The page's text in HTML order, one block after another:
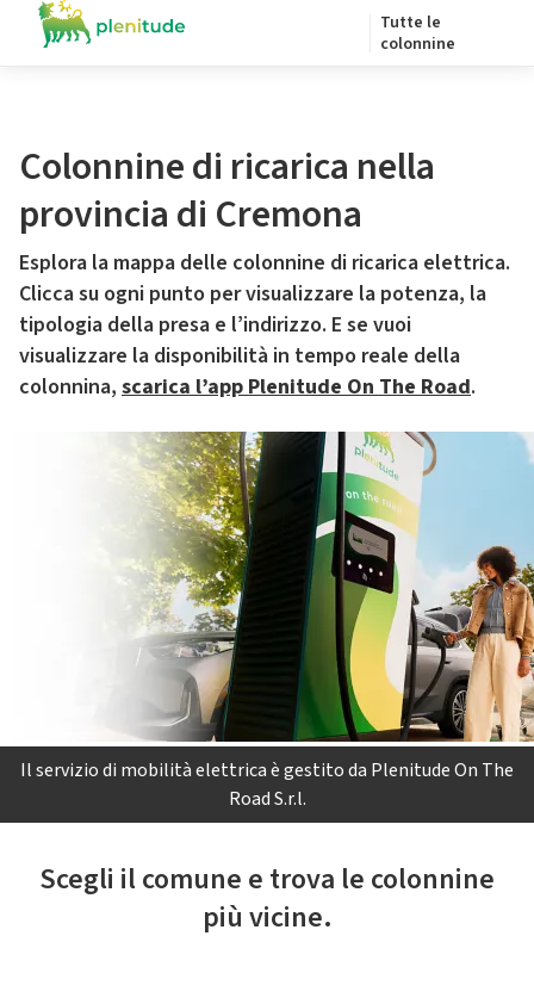
Tutte le
colonnine
Colonnine di ricarica nella
provincia di Cremona
Esplora la mappa delle colonnine di ricarica elettrica.
Clicca su ogni punto per visualizzare la potenza, la
tipologia della presa e l’indirizzo. E se vuoi
visualizzare la disponibilità in tempo reale della
colonnina, scarica l’app Plenitude On The Road.
Il servizio di mobilità elettrica è gestito da Plenitude On The
Road S.r.l.
Scegli il comune e trova le colonnine
più vicine.